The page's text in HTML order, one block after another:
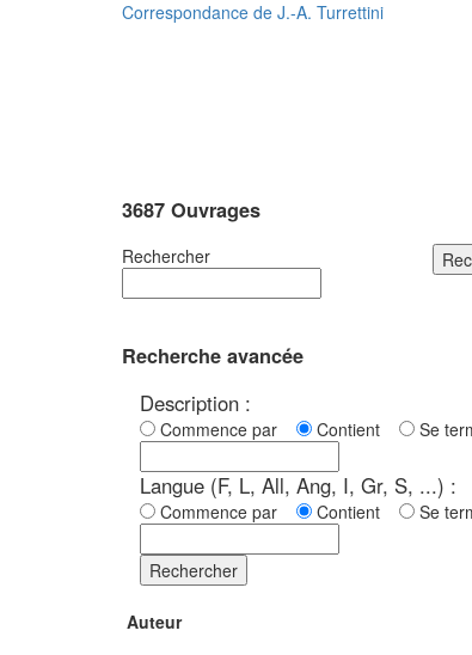
Correspondance de J.-A. Turrettini
3687 Ouvrages
Rechercher
Recherche avancée
Description :
Commence par Contient Se
Langue (F, L, All, Ang, I, Gr, S, ...) :
Commence par Contient Se
Rechercher
Auteur